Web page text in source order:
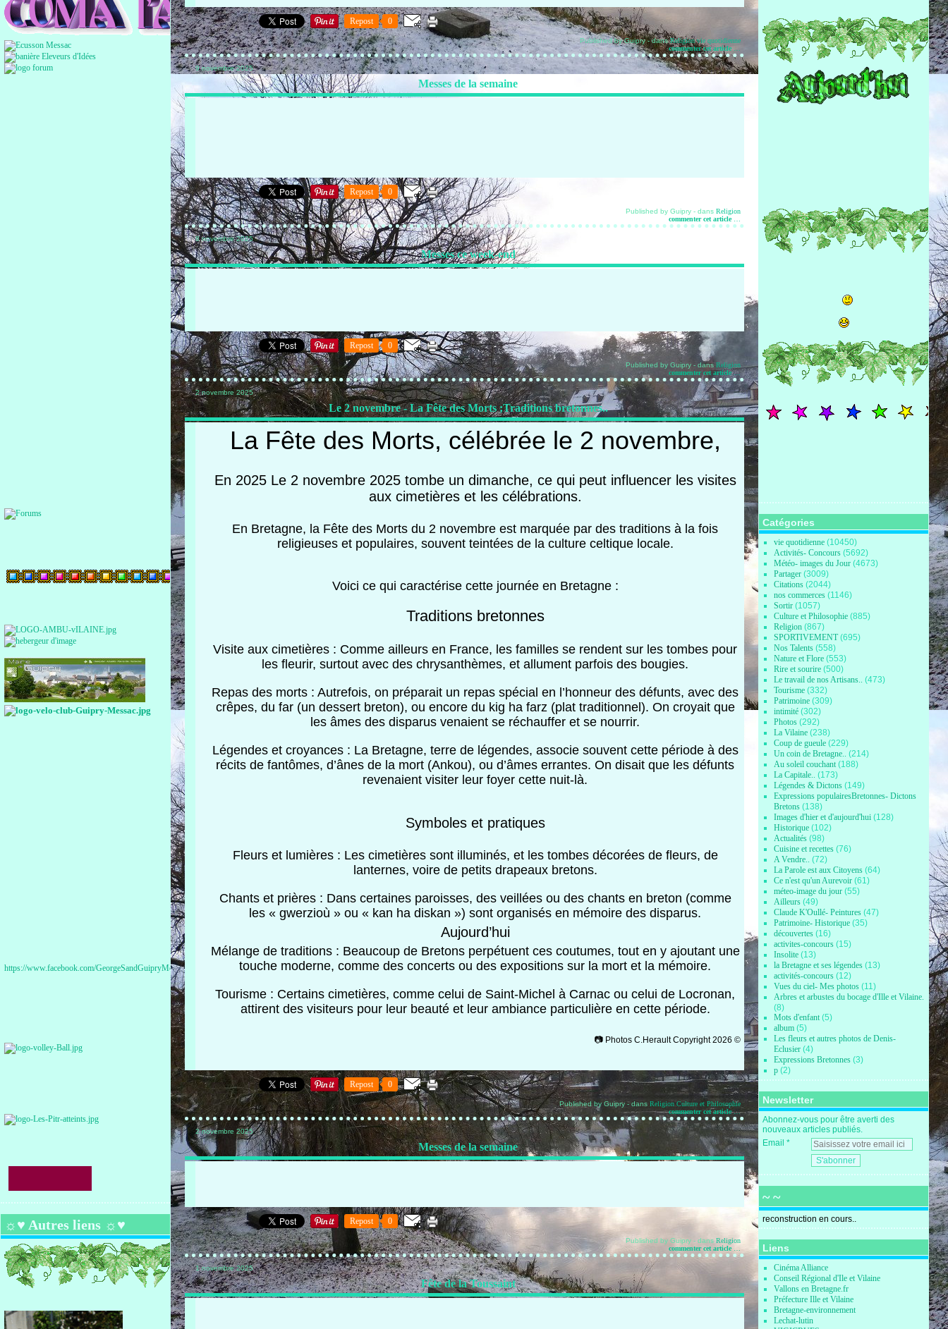
https://www.facebook.com/GeorgeSandGuipryMessac
☼♥ Autres liens ☼♥
Repost 0
Published by Guipry -dansReligion vie quotidienne
commenter cet article …
9 novembre 2025
Messes de la semaine
Repost 0
Published by Guipry - dansReligion
commenter cet article …
8 novembre 2025
Messes ce week-end
Repost 0
Published by Guipry - dansReligion
commenter cet article…
2 novembre 2025
Le 2 novembre - La Fête des Morts ;Traditions bretonnes..
La Fête des Morts, célébrée le 2 novembre,
En 2025 Le 2 novembre 2025 tombe un dimanche, ce qui peut influencer les visites
aux cimetières et les célébrations.
En Bretagne, la Fête des Morts du 2 novembre est marquée par des traditions à la fois
religieuses et populaires, souvent teintées de la culture celtique locale.
Voici ce qui caractérise cette journée en Bretagne :
Traditions bretonnes
Visite aux cimetières : Comme ailleurs en France, les familles se rendent sur les tombes pour
les fleurir, surtout avec des chrysanthèmes, et allument parfois des bougies.
Repas des morts : Autrefois, on préparait un repas spécial en l’honneur des défunts, avec des
crêpes, du far (un dessert breton), ou encore du kig ha farz (plat traditionnel). On croyait que
les âmes des disparus venaient se réchauffer et se nourrir.
Légendes et croyances : La Bretagne, terre de légendes, associe souvent cette période à des
récits de fantômes, d’ânes de la mort (Ankou), ou d’âmes errantes. On disait que les défunts
revenaient visiter leur foyer cette nuit-là.
Symboles et pratiques
Fleurs et lumières : Les cimetières sont illuminés, et les tombes décorées de fleurs, de
lanternes, voire de petits drapeaux bretons.
Chants et prières : Dans certaines paroisses, des veillées ou des chants en breton (comme
les « gwerzioù » ou « kan ha diskan ») sont organisés en mémoire des disparus.
Aujourd’hui
Mélange de traditions : Beaucoup de Bretons perpétuent ces coutumes, tout en y ajoutant une
touche moderne, comme des concerts ou des expositions sur la mort et la mémoire.
Tourisme : Certains cimetières, comme celui de Saint-Michel à Carnac ou celui de Locronan,
attirent des visiteurs pour leur beauté et leur ambiance particulière en cette période.
📷 Photos C.HeraultCopyright2026 ©
Repost 0
Published by Guipry - dansReligion Culture et Philosophie
commenter cet article…
2 novembre 2025
Messes de la semaine
Repost 0
Published by Guipry - dansReligion
commenter cet article …
1 novembre 2025
Fête de la Toussaint
Catégories
vie quotidienne (10450)
Activités- Concours (5692)
Météo- images du Jour (4673)
Partager (3009)
Citations (2044)
nos commerces (1146)
Sortir (1057)
Culture et Philosophie (885)
Religion (867)
SPORTIVEMENT(695)
Nos Talents (558)
Nature et Flore (553)
Rire et sourire (500)
Le travail de nos Artisans.. (473)
Tourisme (332)
Patrimoine (309)
intimité (302)
Photos (292)
La Vilaine (238)
Coup de gueule (229)
Un coin de Bretagne.. (214)
Au soleil couchant (188)
La Capitale.. (173)
Légendes & Dictons (149)
Expressions populairesBretonnes- Dictons
Bretons (138)
Images d'hier et d'aujourd'hui (128)
Historique (102)
Actualités (98)
Cuisine et recettes (76)
A Vendre.. (72)
La Parole est aux Citoyens (64)
Ce n'est qu'un Aurevoir (61)
méteo-image du jour (55)
Ailleurs (49)
Claude K'Oullé- Peintures (47)
Patrimoine- Historique (35)
découvertes (16)
activites-concours (15)
Insolite (13)
la Bretagne et ses légendes (13)
activités-concours (12)
Vues du ciel- Mes photos (11)
Arbres et arbustes du bocage d'Ille et Vilaine.
(8)
Mots d'enfant (5)
album (5)
Les fleurs et autres photos de Denis-
Eclusier (4)
Expressions Bretonnes (3)
p (2)
Newsletter
Abonnez-vous pour être averti des
nouveaux articles publiés.
Email
~ ~
reconstruction en cours..
Liens
Cinéma Alliance
Conseil Régional d'Ile et Vilaine
Vallons en Bretagne.fr
Préfecture Ille et Vilaine
Bretagne-environnement
Lechat-lutin